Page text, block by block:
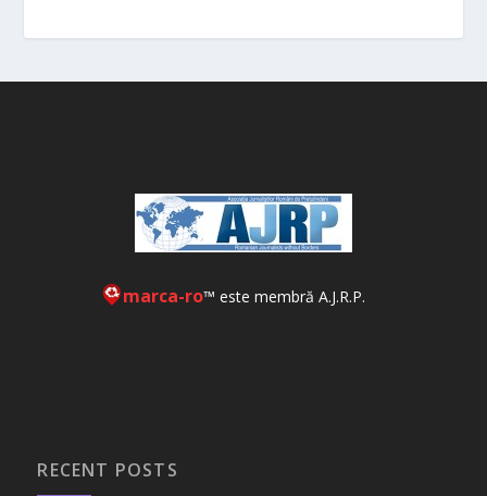
marca-ro™ este membră A.J.R.P.
RECENT POSTS